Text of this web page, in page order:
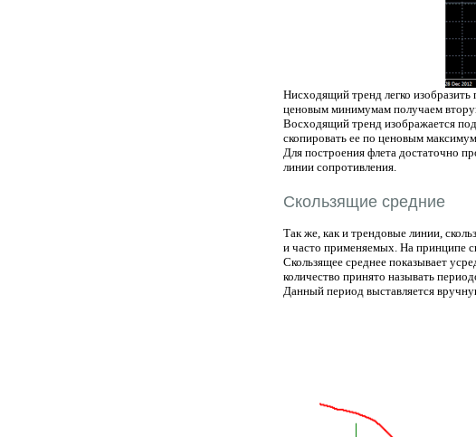
Нисходящий тренд легко
ценовым минимумам получаем
Восходящий тренд изображается
скопировать ее по ценовым
Для построения флета достаточно
линии сопротивления.
Скользящие средние
Так же, как и трендовые линии,
и часто применяемых. На принципе
Скользящее среднее показывает
количество принято называть
Данный период выставляется